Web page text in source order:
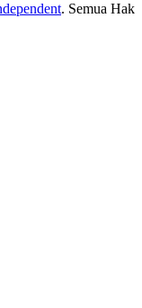
. Semua Hak